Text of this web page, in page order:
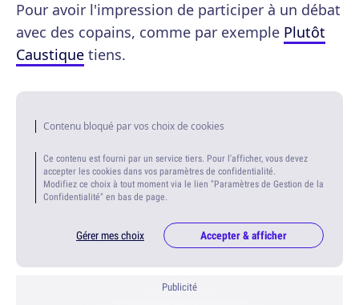
Pour avoir l'impression de participer à un débat
avec des copains, comme par exemple Plutôt
Caustique tiens.
Contenu bloqué par vos choix de cookies
Ce contenu est fourni par un service tiers. Pour l'afficher, vous devez
accepter les cookies dans vos paramètres de confidentialité.
Modifiez ce choix à tout moment via le lien "Paramètres de Gestion de la
Confidentialité" en bas de page.
Gérer mes choix Accepter & afficher
Publicité